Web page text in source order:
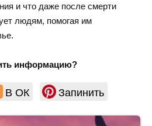
и что даже после смерти
людям, помогая им
информацию?
В ОК Запинить